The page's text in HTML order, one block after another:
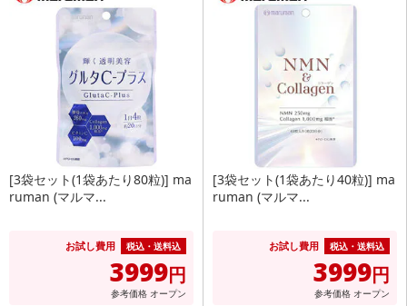
[3袋セット(1袋あたり80粒)] ma
ruman (マルマ...
お試し費用 税込・送料込
3999円
参考価格 オープン
[3袋セット(1袋あたり40粒)] ma
ruman (マルマ...
お試し費用 税込・送料込
3999円
参考価格 オープン